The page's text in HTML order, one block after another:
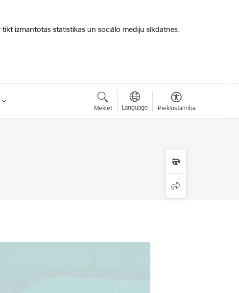
izmantotas statistikas un sociālo mediju sīkdatnes.
Meklēt Language Piekļūstamība